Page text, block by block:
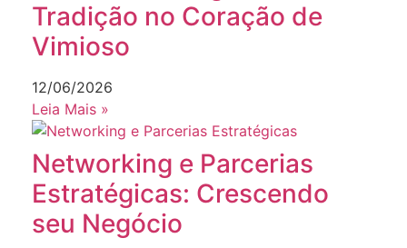
Tradição no Coração de
Vimioso
12/06/2026
Leia Mais »
Networking e Parcerias
Estratégicas: Crescendo
seu Negócio